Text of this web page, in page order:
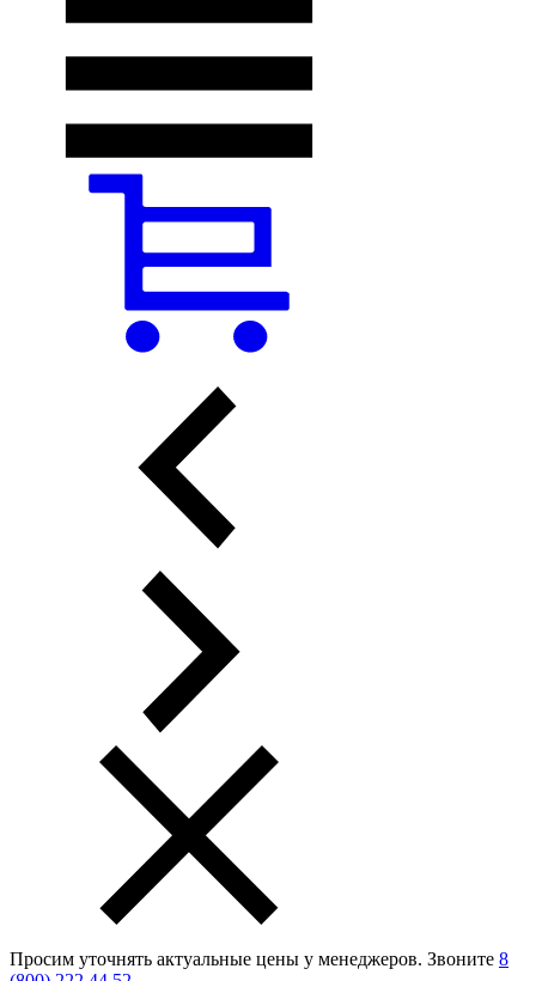
Просим уточнять актуальные цены у менеджеров. Звоните 8